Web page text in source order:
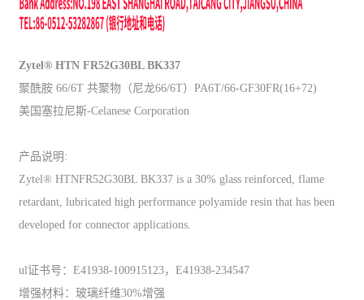
Zytel® HTN FR52G30BL BK337
聚酰胺 66/6T 共聚物（尼龙66/6T）PA6T/66-GF30FR(16+72)
美国塞拉尼斯-Celanese Corporation
产品说明:
Zytel® HTNFR52G30BL BK337 is a 30% glass reinforced, flame
retardant, lubricated high performance polyamide resin that has been
developed for connector applications.
ul证书号：E41938-100915123，E41938-234547
增强材料：玻璃纤维30%增强